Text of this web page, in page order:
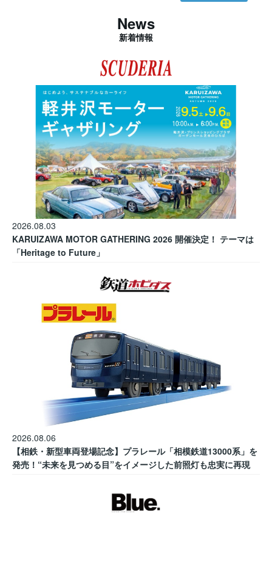
News
新着情報
2026.08.03
KARUIZAWA MOTOR GATHERING 2026 開催決定！ テーマは
「Heritage to Future」
2026.08.06
【相鉄・新型車両登場記念】プラレール「相模鉄道13000系」を
発売！“未来を見つめる目”をイメージした前照灯も忠実に再現